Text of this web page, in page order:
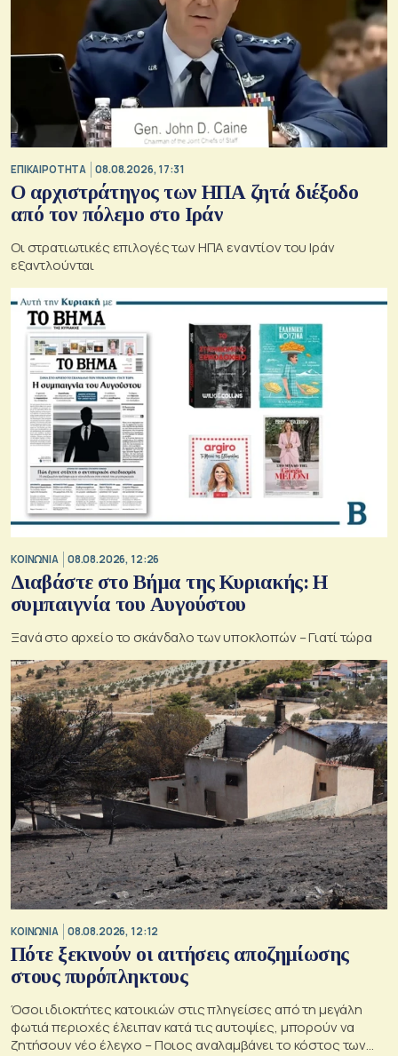
ΕΠΙΚΑΙΡΟΤΗΤΑ 08.08.2026, 17:31
Ο αρχιστράτηγος των ΗΠΑ ζητά διέξοδο
από τον πόλεμο στο Ιράν
Οι στρατιωτικές επιλογές των ΗΠΑ εναντίον του Ιράν
εξαντλούνται
ΚΟΙΝΩΝΙΑ 08.08.2026, 12:26
Διαβάστε στο Βήμα της Κυριακής: Η
συμπαιγνία του Αυγούστου
Ξανά στο αρχείο το σκάνδαλο των υποκλοπών – Γιατί τώρα
ΚΟΙΝΩΝΙΑ 08.08.2026, 12:12
Πότε ξεκινούν οι αιτήσεις αποζημίωσης
στους πυρόπληκτους
Όσοι ιδιοκτήτες κατοικιών στις πληγείσες από τη μεγάλη
φωτιά περιοχές έλειπαν κατά τις αυτοψίες, μπορούν να
ζητήσουν νέο έλεγχο – Ποιος αναλαμβάνει το κόστος των